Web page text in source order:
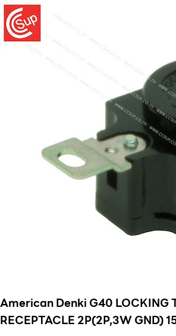
American Denki G40 LOCKING
RECEPTACLE 2P(2P,3W GND)